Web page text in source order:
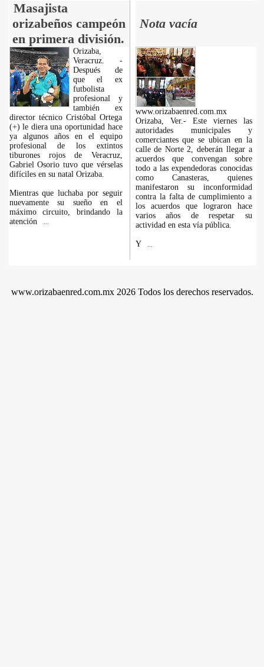
Masajista
orizabeños campeón
en primera división.
Nota vacía
Orizaba,
Veracruz. -
Después de
que el ex
futbolista
profesional y
también ex
director técnico Cristóbal Ortega
(+) le diera una oportunidad hace
ya algunos años en el equipo
profesional de los extintos
tiburones rojos de Veracruz,
Gabriel Osorio tuvo que vérselas
difíciles en su natal Orizaba.
Mientras que luchaba por seguir
nuevamente su sueño en el
máximo circuito, brindando la
atención
www.orizabaenred.com.mx
Orizaba, Ver.- Este viernes las
autoridades municipales y
comerciantes que se ubican en la
calle de Norte 2, deberán llegar a
acuerdos que convengan sobre
todo a las expendedoras conocidas
como Canasteras, quienes
manifestaron su inconformidad
contra la falta de cumplimiento a
los acuerdos que lograron hace
varios años de respetar su
actividad en esta vía pública.
Y
www.orizabaenred.com.mx 2026 Todos los derechos reservados.